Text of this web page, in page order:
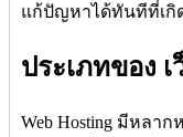
แก้ปัญหาได้ทันทีที่เกิ
ประเภทของ เ
Web Hosting มีหลา